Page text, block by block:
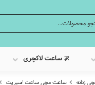
ساعت لاکچری
زنانه ساعت مچی ساعت اسپریت